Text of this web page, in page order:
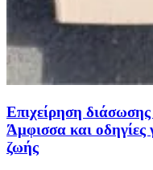
Επιχείρηση
Άμφισσα και οδηγίες
ζωής